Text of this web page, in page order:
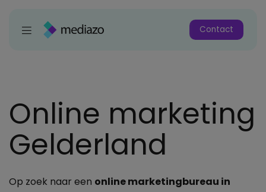
Contact
Online marketing
Gelderland
Op zoek naar een online marketingbureau in